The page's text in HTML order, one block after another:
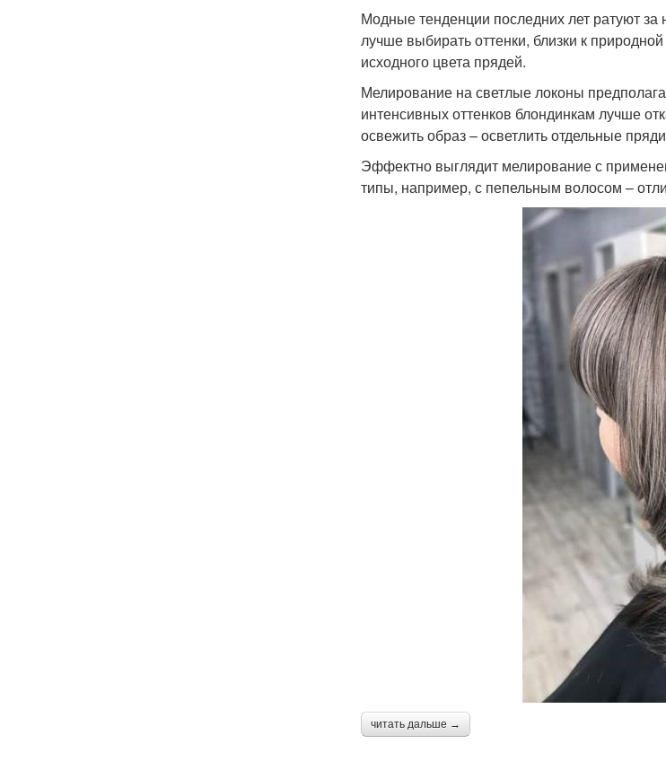
Модные тенденции последних лет ратуют за
лучше выбирать оттенки, близки к
исходного цвета прядей.
Мелирование на светлые локоны
интенсивных оттенков блондинкам лучше
освежить образ – осветлить отдельные
Эффектно выглядит мелирование с
типы, например, с пепельным волосом –
читать дальше →